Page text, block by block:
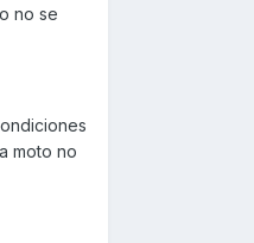
no se
moto no